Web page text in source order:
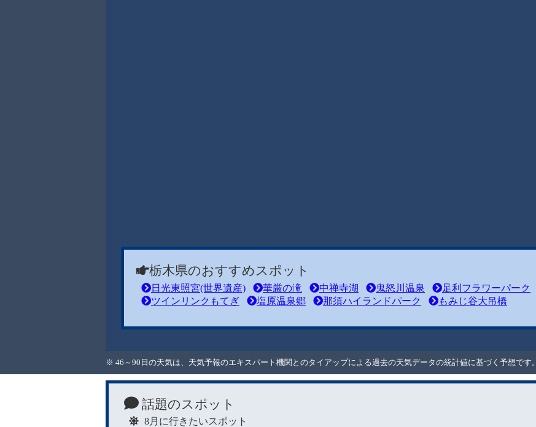
栃木県のおすすめスポット
日光東照宮(世界遺産) 華厳の滝 中禅寺湖 鬼怒川温泉 足利フラワーパーク
ツインリンクもてぎ
塩原温泉郷 那須ハイランドパーク もみじ谷大吊橋
※ 46～90日の天気は、天気予報のエキスパート機関とのタイアップによる過去の天気データの統計値に基づく予想です。
話題のスポット
8月に行きたいスポット